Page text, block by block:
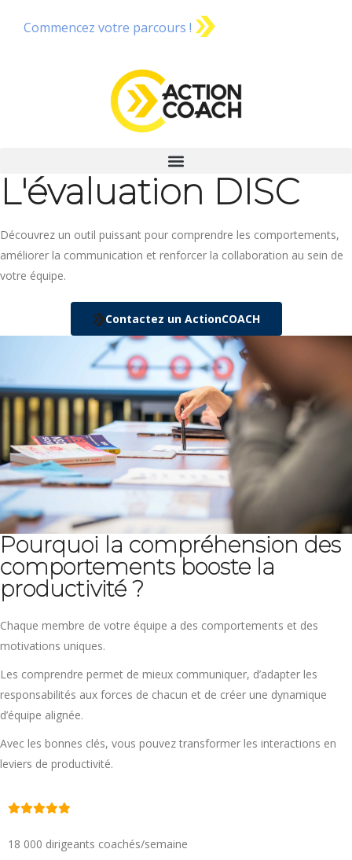
Commencez votre parcours !
L'évaluation DISC
Découvrez un outil puissant pour comprendre les comportements,
améliorer la communication et renforcer la collaboration au sein de
votre équipe.
Contactez un ActionCOACH
Pourquoi la compréhension des
comportements booste la
productivité ?
Chaque membre de votre équipe a des comportements et des
motivations uniques.
Les comprendre permet de mieux communiquer, d’adapter les
responsabilités aux forces de chacun et de créer une dynamique
d’équipe alignée.
Avec les bonnes clés, vous pouvez transformer les interactions en
leviers de productivité.
18 000 dirigeants coachés/semaine